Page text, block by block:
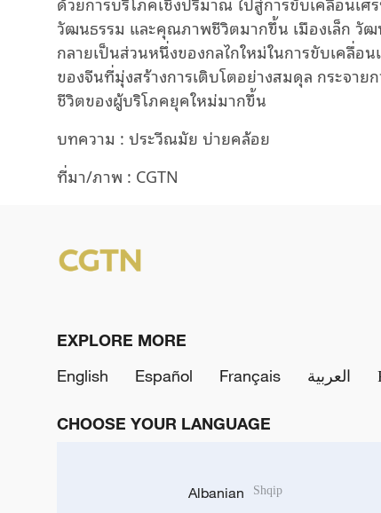
วัฒนธรรม และคุณภาพชีวิตมากขึ้น เมืองเล็ก วัฒ
กลายเป็นส่วนหนึ่งของกลไกใหม่ในการขับเคลื่
ของจีนที่มุ่งสร้างการเติบโตอย่างสมดุล กระจา
ชีวิตของผู้บริโภคยุคใหม่มากขึ้น
บทความ : ประวีณมัย บ่ายคล้อย
ที่มา/ภาพ : CGTN
EXPLORE MORE
English
Español Français العربية
CHOOSE YOUR LANGUAGE
Albanian Shqip